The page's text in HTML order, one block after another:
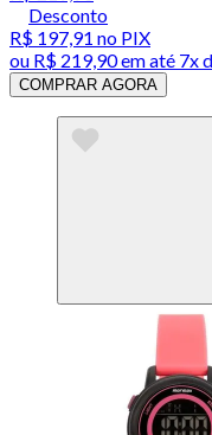
Desconto
R$ 197,91 no PIX
ou R$ 219,90em até 7x
COMPRAR AGORA